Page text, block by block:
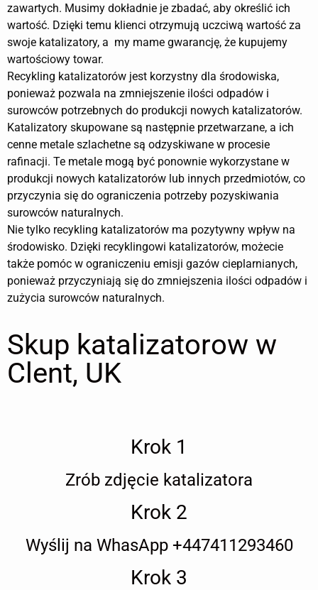
zawartych. Musimy dokładnie je zbadać, aby określić ich
wartość. Dzięki temu klienci otrzymują uczciwą wartość za
swoje katalizatory, a my mame gwarancję, że kupujemy
wartościowy towar.
Recykling katalizatorów jest korzystny dla środowiska,
ponieważ pozwala na zmniejszenie ilości odpadów i
surowców potrzebnych do produkcji nowych katalizatorów.
Katalizatory skupowane są następnie przetwarzane, a ich
cenne metale szlachetne są odzyskiwane w procesie
rafinacji. Te metale mogą być ponownie wykorzystane w
produkcji nowych katalizatorów lub innych przedmiotów, co
przyczynia się do ograniczenia potrzeby pozyskiwania
surowców naturalnych.
Nie tylko recykling katalizatorów ma pozytywny wpływ na
środowisko. Dzięki recyklingowi katalizatorów, możecie
także pomóc w ograniczeniu emisji gazów cieplarnianych,
ponieważ przyczyniają się do zmniejszenia ilości odpadów i
zużycia surowców naturalnych.
Skup katalizatorow w
Clent, UK
Krok 1
Zrób zdjęcie katalizatora
Krok 2
Wyślij na WhasApp +447411293460
Krok 3